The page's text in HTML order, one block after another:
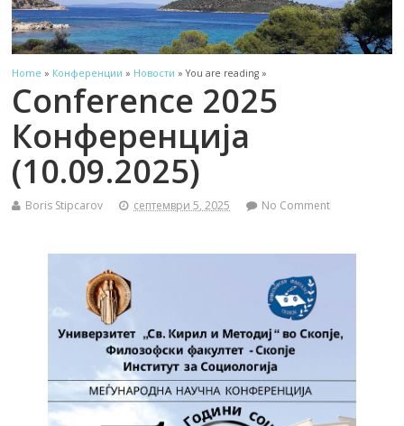
Home » Конференции » Новости » You are reading »
Conference 2025
Конференција
(10.09.2025)
Boris Stipcarov септември 5, 2025 No Comment